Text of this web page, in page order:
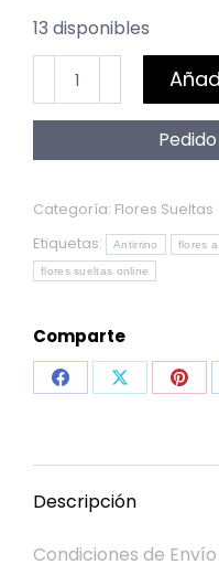
13 disponibles
Antirrino
cantidad
Categoría: Flores Sueltas
Etiquetas:
Antirrino flores
flores sueltas online
Comparte
Share
Facebook
Share
X
Descripción
Condiciones de Envío